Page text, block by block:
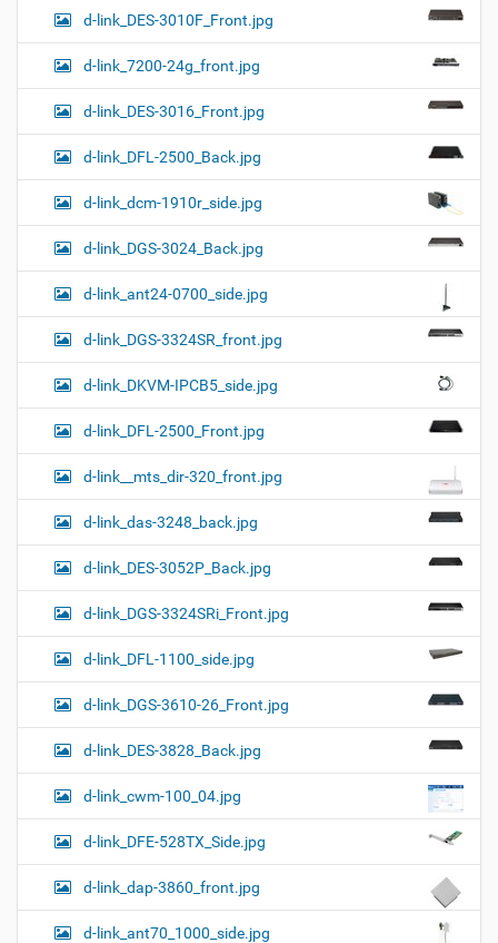
d-link_DES-3010F_Front.jpg
d-link_7200-24g_front.jpg
d-link_DES-3016_Front.jpg
d-link_DFL-2500_Back.jpg
d-link_dcm-1910r_side.jpg
d-link_DGS-3024_Back.jpg
d-link_ant24-0700_side.jpg
d-link_DGS-3324SR_front.jpg
d-link_DKVM-IPCB5_side.jpg
d-link_DFL-2500_Front.jpg
d-link__mts_dir-320_front.jpg
d-link_das-3248_back.jpg
d-link_DES-3052P_Back.jpg
d-link_DGS-3324SRi_Front.jpg
d-link_DFL-1100_side.jpg
d-link_DGS-3610-26_Front.jpg
d-link_DES-3828_Back.jpg
d-link_cwm-100_04.jpg
d-link_DFE-528TX_Side.jpg
d-link_dap-3860_front.jpg
d-link_ant70_1000_side.jpg